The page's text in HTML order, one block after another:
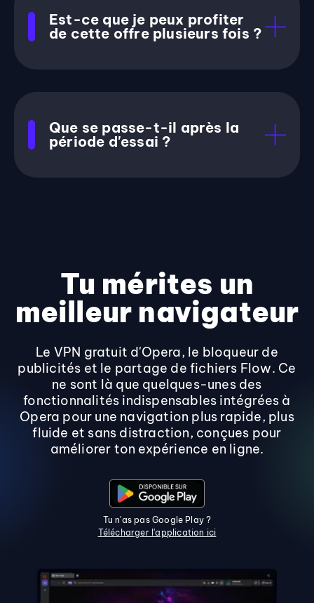
Est-ce que je peux profiter
de cette offre plusieurs fois ?
Que se passe-t-il après la
période d'essai ?
Tu mérites un
meilleur navigateur
Le VPN gratuit d'Opera, le bloqueur de
publicités et le partage de fichiers Flow. Ce
ne sont là que quelques-unes des
fonctionnalités indispensables intégrées à
Opera pour une navigation plus rapide, plus
fluide et sans distraction, conçues pour
améliorer ton expérience en ligne.
Tu n'as pas Google Play ?
Télécharger l'application ici